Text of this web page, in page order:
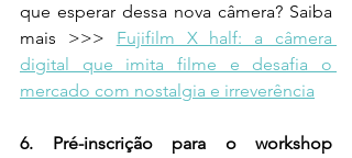
que esperar dessa nova câmera? Saiba
mais >>> Fujifilm X half: a câmera
digital que imita filme e desafia o
mercado com nostalgia e irreverência
6. Pré-inscrição para o workshop